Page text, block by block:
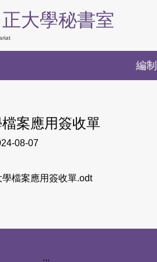
大學秘書室
編制
案應用簽收單
08-07
學檔案應用簽收單.odt